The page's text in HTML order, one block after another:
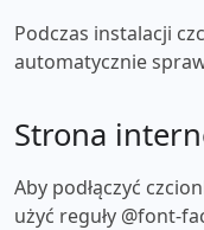
Podczas instalacji
automatycznie
Strona
Aby podłączyć
użyć reguły @font-